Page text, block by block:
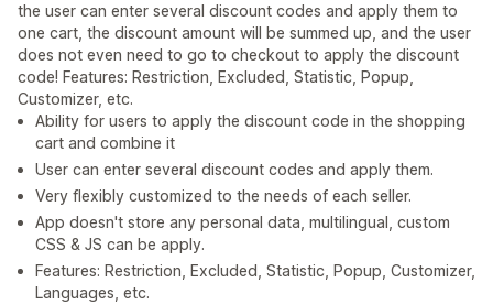
the user can enter several discount codes and apply them to
one cart, the discount amount will be summed up, and the user
does not even need to go to checkout to apply the discount
code! Features: Restriction, Excluded, Statistic, Popup,
Customizer, etc.
Ability for users to apply the discount code in the shopping
cart and combine it
User can enter several discount codes and apply them.
Very flexibly customized to the needs of each seller.
App doesn't store any personal data, multilingual, custom
CSS & JS can be apply.
Features: Restriction, Excluded, Statistic, Popup, Customizer,
Languages, etc.